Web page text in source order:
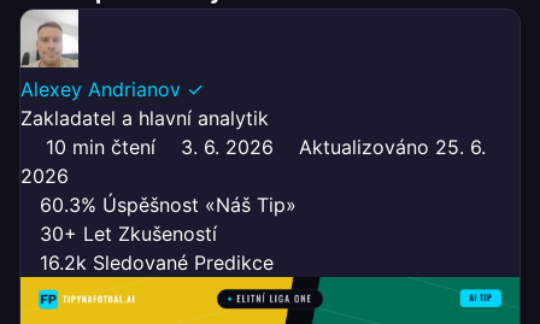
Alexey Andrianov ✓
Zakladatel a hlavní analytik
10 min čtení
3. 6. 2026
Aktualizováno 25. 6.
2026
60.3% Úspěšnost «Náš Tip»
30+ Let Zkušeností
16.2k Sledované Predikce